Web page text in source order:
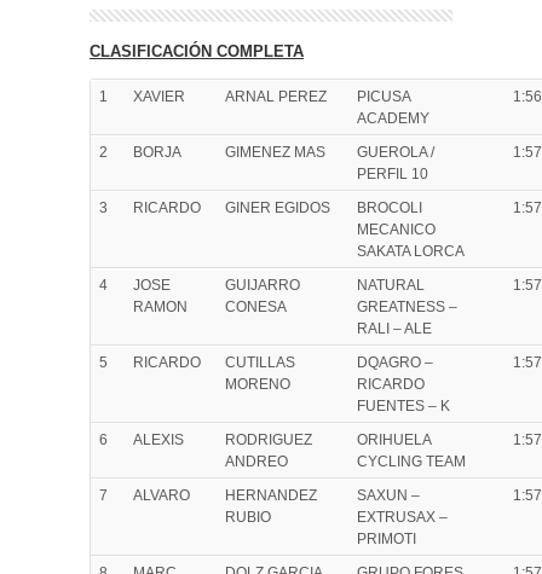
CLASIFICACIÓN COMPLETA
1 XAVIER ARNAL PEREZ
PICUSA
ACADEMY
2 BORJA GIMENEZ MAS
GUEROLA /
PERFIL 10
3 RICARDO GINER EGIDOS
BROCOLI
MECANICO
SAKATA LORCA
4
JOSE
RAMON
GUIJARRO
CONESA
NATURAL
GREATNESS –
RALI – ALE
5 RICARDO
CUTILLAS
MORENO
DQAGRO –
RICARDO
FUENTES – K
6 ALEXIS
RODRIGUEZ
ANDREO
ORIHUELA
CYCLING TEAM
7 ALVARO
HERNANDEZ
RUBIO
SAXUN –
EXTRUSAX –
PRIMOTI